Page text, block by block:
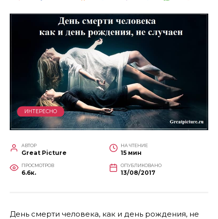
ИНТЕРЕСНО
АВТОР
Great Picture
НА ЧТЕНИЕ
15 мин
ПРОСМОТРОВ
6.6к.
ОПУБЛИКОВАНО
13/08/2017
День смерти человека, как и день рождения, не